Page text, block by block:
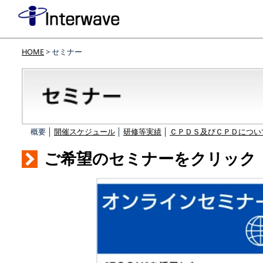
HOME> セミナー
概要 │ 開催スケジュール 研修等実績 ＣＰＤＳ及びＣＰＤにつ
ご希望のセミナーをクリック